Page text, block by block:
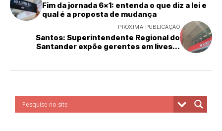
Fim da jornada 6x1: entenda o que diz a lei e
qual é a proposta de mudança
PRÓXIMA PUBLICAÇÃO
Santos: Superintendente Regional do
Santander expõe gerentes em lives...